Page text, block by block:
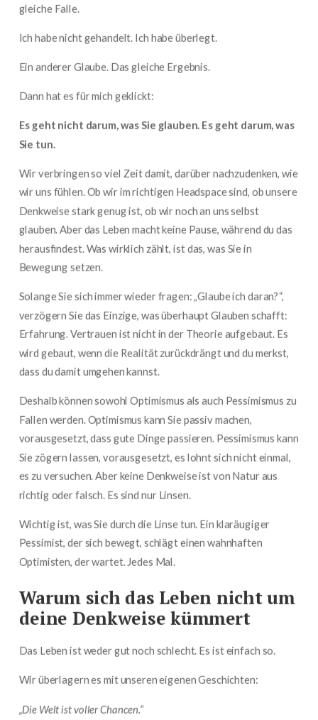
gleiche Falle.
Ich habe nicht gehandelt. Ich habe überlegt.
Ein anderer Glaube. Das gleiche Ergebnis.
Dann hat es für mich geklickt:
Es geht nicht darum, was Sie glauben. Es geht darum, was
Sie tun.
Wir verbringen so viel Zeit damit, darüber nachzudenken, wie
wir uns fühlen. Ob wir im richtigen Headspace sind, ob unsere
Denkweise stark genug ist, ob wir noch an uns selbst
glauben. Aber das Leben macht keine Pause, während du das
herausfindest. Was wirklich zählt, ist das, was Sie in
Bewegung setzen.
Solange Sie sich immer wieder fragen: „Glaube ich daran?“,
verzögern Sie das Einzige, was überhaupt Glauben schafft:
Erfahrung. Vertrauen ist nicht in der Theorie aufgebaut. Es
wird gebaut, wenn die Realität zurückdrängt und du merkst,
dass du damit umgehen kannst.
Deshalb können sowohl Optimismus als auch Pessimismus zu
Fallen werden. Optimismus kann Sie passiv machen,
vorausgesetzt, dass gute Dinge passieren. Pessimismus kann
Sie zögern lassen, vorausgesetzt, es lohnt sich nicht einmal,
es zu versuchen. Aber keine Denkweise ist von Natur aus
richtig oder falsch. Es sind nur Linsen.
Wichtig ist, was Sie durch die Linse tun. Ein klaräugiger
Pessimist, der sich bewegt, schlägt einen wahnhaften
Optimisten, der wartet. Jedes Mal.
Warum sich das Leben nicht um
deine Denkweise kümmert
Das Leben ist weder gut noch schlecht. Es ist einfach so.
Wir überlagern es mit unseren eigenen Geschichten:
„Die Welt ist voller Chancen.“